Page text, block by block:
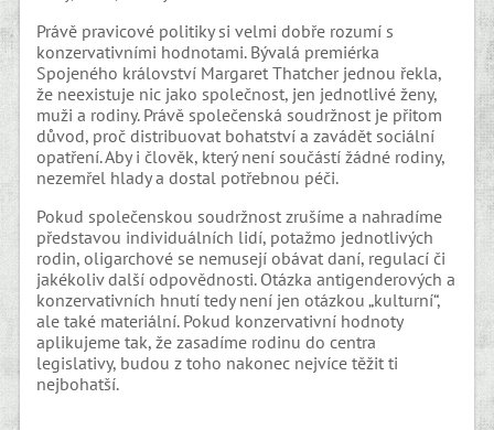
Právě pravicové politiky si velmi dobře rozumí s
konzervativními hodnotami. Bývalá premiérka
Spojeného království Margaret Thatcher jednou řekla,
že neexistuje nic jako společnost, jen jednotlivé ženy,
muži a rodiny. Právě společenská soudržnost je přitom
důvod, proč distribuovat bohatství a zavádět sociální
opatření. Aby i člověk, který není součástí žádné rodiny,
nezemřel hlady a dostal potřebnou péči.
Pokud společenskou soudržnost zrušíme a nahradíme
představou individuálních lidí, potažmo jednotlivých
rodin, oligarchové se nemusejí obávat daní, regulací či
jakékoliv další odpovědnosti. Otázka antigenderových a
konzervativních hnutí tedy není jen otázkou „kulturní“,
ale také materiální. Pokud konzervativní hodnoty
aplikujeme tak, že zasadíme rodinu do centra
legislativy, budou z toho nakonec nejvíce těžit ti
nejbohatší.